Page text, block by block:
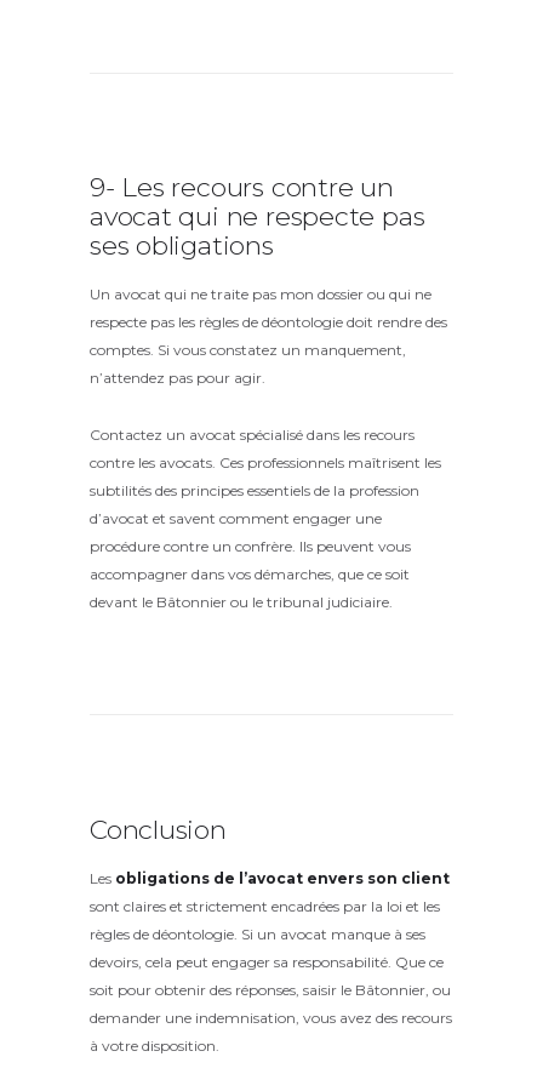
9- Les recours contre un
avocat qui ne respecte pas
ses obligations
Un avocat qui ne traite pas mon dossier ou qui ne
respecte pas les règles de déontologie doit rendre des
comptes. Si vous constatez un manquement,
n’attendez pas pour agir.
Contactez un avocat spécialisé dans les recours
contre les avocats. Ces professionnels maîtrisent les
subtilités des principes essentiels de la profession
d’avocat et savent comment engager une
procédure contre un confrère. Ils peuvent vous
accompagner dans vos démarches, que ce soit
devant le Bâtonnier ou le tribunal judiciaire.
Conclusion
Les obligations de l’avocat envers son client
sont claires et strictement encadrées par la loi et les
règles de déontologie. Si un avocat manque à ses
devoirs, cela peut engager sa responsabilité. Que ce
soit pour obtenir des réponses, saisir le Bâtonnier, ou
demander une indemnisation, vous avez des recours
à votre disposition.